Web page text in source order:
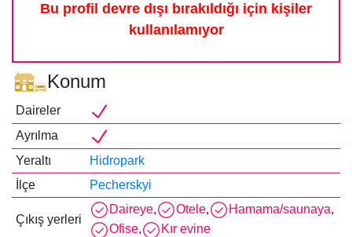
Bu profil devre dışı bırakıldığı için kişiler
kullanılamıyor
Konum
Daireler
Ayrılma
Yeraltı
Hidropark
İlçe
Pecherskyi
Çıkış yerleri
Daireye, Otele, Hamama/saunaya,
Ofise, Kır evine